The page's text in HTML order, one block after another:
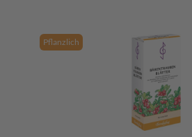
Pflanzlich